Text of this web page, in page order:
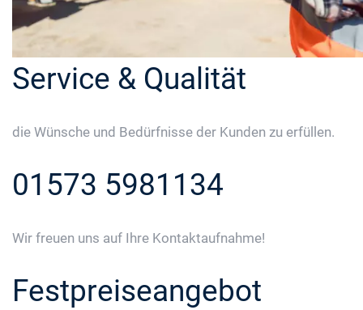
Service & Qualität
die Wünsche und Bedürfnisse der Kunden zu erfüllen.
01573 5981134
Wir freuen uns auf Ihre Kontaktaufnahme!
Festpreiseangebot